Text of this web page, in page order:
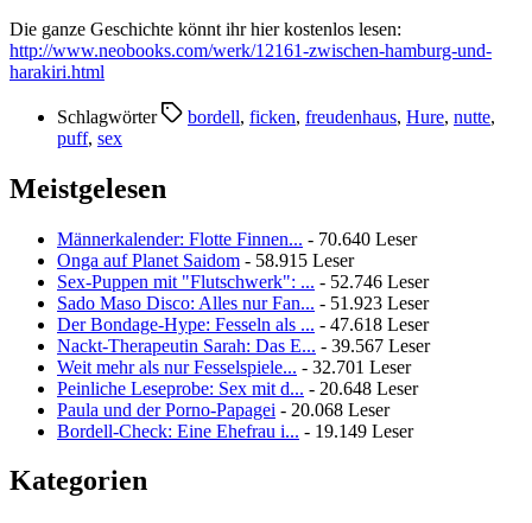
Die ganze Geschichte könnt ihr hier kostenlos lesen:
http://www.neobooks.com/werk/12161-zwischen-hamburg-und-
harakiri.html
Schlagwörter bordell, ficken, freudenhaus, Hure, nutte,
puff, sex
Meistgelesen
Männerkalender: Flotte Finnen... - 70.640 Leser
Onga auf Planet Saidom - 58.915 Leser
Sex-Puppen mit "Flutschwerk": ... - 52.746 Leser
Sado Maso Disco: Alles nur Fan... - 51.923 Leser
Der Bondage-Hype: Fesseln als ... - 47.618 Leser
Nackt-Therapeutin Sarah: Das E... - 39.567 Leser
Weit mehr als nur Fesselspiele... - 32.701 Leser
Peinliche Leseprobe: Sex mit d... - 20.648 Leser
Paula und der Porno-Papagei - 20.068 Leser
Bordell-Check: Eine Ehefrau i... - 19.149 Leser
Kategorien